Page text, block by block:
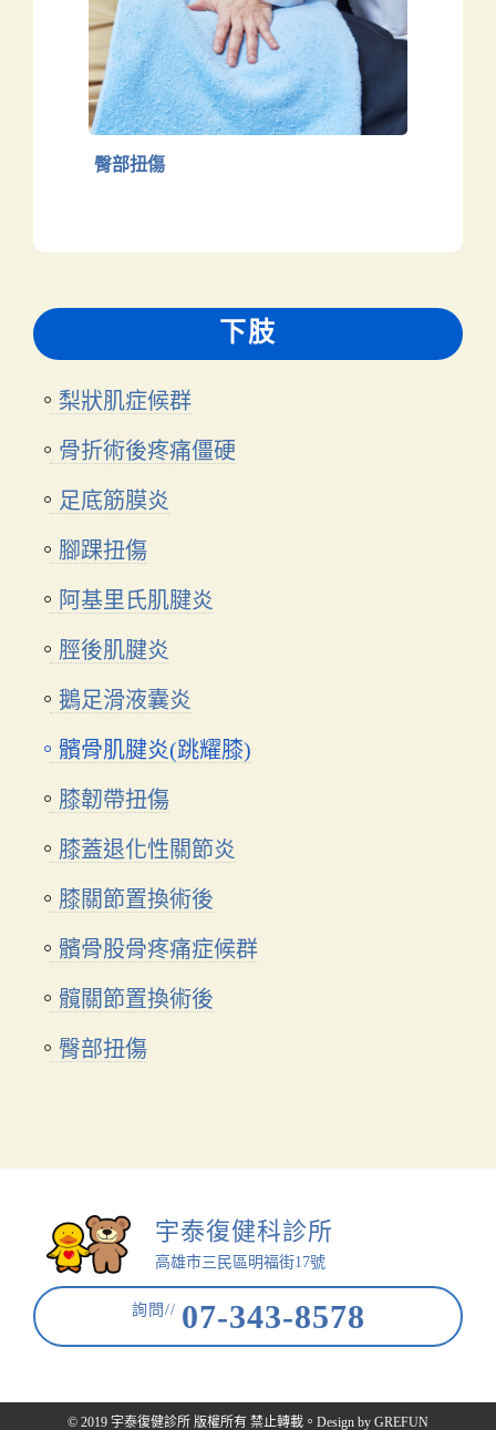
臀部扭傷
下肢
臀部扭傷
下肢
梨狀肌症候群
骨折術後疼痛僵硬
足底筋膜炎
腳踝扭傷
阿基里氏肌腱炎
脛後肌腱炎
鵝足滑液囊炎
髕骨肌腱炎(跳耀膝)
膝韌帶扭傷
膝蓋退化性關節炎
膝關節置換術後
髕骨股骨疼痛症候群
髖關節置換術後
臀部扭傷
宇泰復健科診所
高雄市三民區明福街17號
詢問// 07-343-8578
© 2019 宇泰復健診所 版權所有 禁止轉載。Design by GREFUN